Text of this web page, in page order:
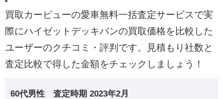
買取カービューの愛車無料一括査定サービスで実
際にハイゼットデッキバンの買取価格を比較した
ユーザーのクチコミ・評判です。見積もり社数と
査定比較で得した金額をチェックしましょう！
60代男性 査定時期 2023年2月